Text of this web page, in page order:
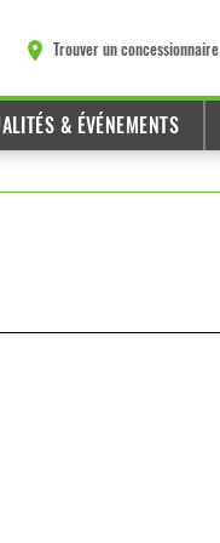
Trouver un concessionnaire
& ÉVÉNEMENTS